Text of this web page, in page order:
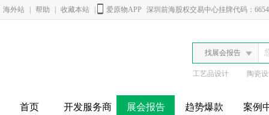
海外站 帮助 收藏本站 爱原物APP 深圳前海股权交易中心挂牌代码：
找展会报告
工艺品设计 陶瓷
首页 开发服务商 展会报告 趋势爆款 案例